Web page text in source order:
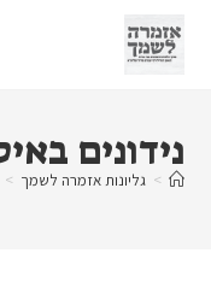
content
נידונים
> גליונות אזמרה לשמך >